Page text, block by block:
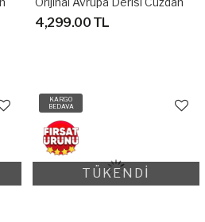
4,299.00 TL
KARGO
BEDAVA
TÜKENDİ